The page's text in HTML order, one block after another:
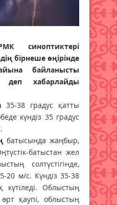
синоптиктері
бірнеше өңірінде
байланысты
деп хабарлайды
35-38 градус қатты
күндіз 35 градус
батысында жаңбыр,
батыстан жел
солтүстігінде,
20 м/с. Күндіз 35-38
күтіледі. Облыстың
қаупі, облыстың